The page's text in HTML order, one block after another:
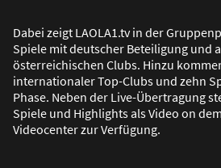
Dabei zeigt LAOLA1.tv in der
Spiele mit deutscher Beteiligung und
österreichischen Clubs. Hinzu
internationaler Top-Clubs und zehn
Phase. Neben der Live-Übertragung
Spiele und Highlights als Video on
Videocenter zur Verfügung.